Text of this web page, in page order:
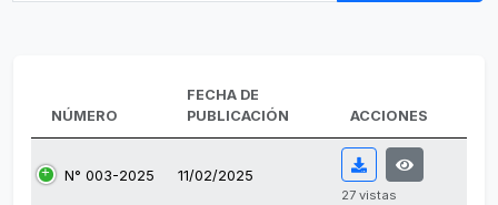
NÚMERO
FECHA DE
PUBLICACIÓN
ACCIONES
N° 003-2025 11/02/2025
27 vistas